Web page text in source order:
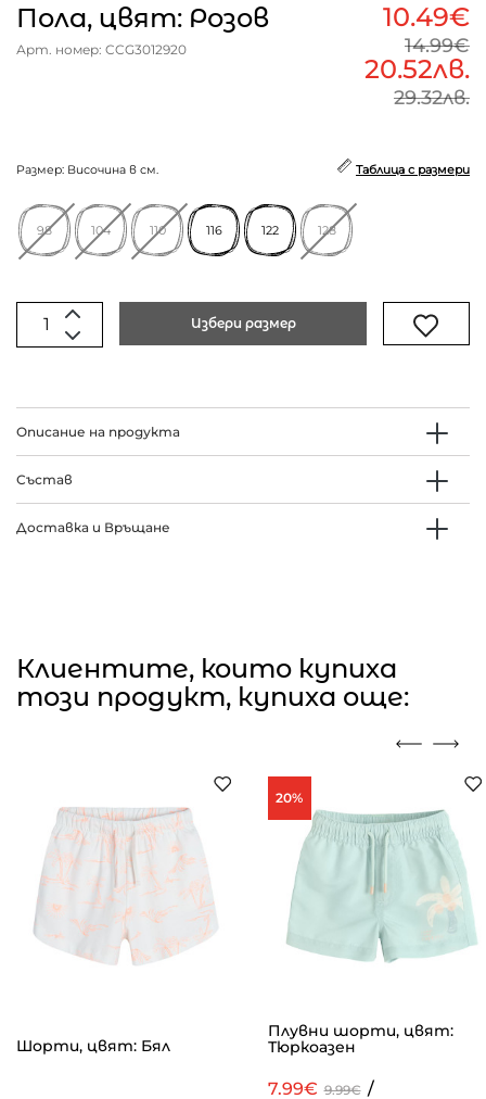
Пола, цвят: Розов
Арт. номер: CCG3012920
10.49€
14.99€
20.52лв.
29.32лв.
Размер: Височина в см. Таблица с размери
98 104 110 116 122 128
Избери размер
Описание на продукта
Състав
Доставка и Връщане
Клиентите, които купиха
този продукт, купиха още:
Шорти, цвят: Бял
20%
Плувни шорти, цвят:
Тюркоазен
7.99€ 9.99€ /